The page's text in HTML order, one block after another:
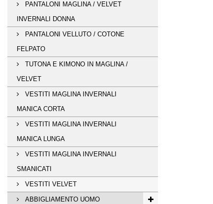
PANTALONI MAGLINA / VELVET
INVERNALI DONNA
PANTALONI VELLUTO / COTONE
FELPATO
TUTONA E KIMONO IN MAGLINA /
VELVET
VESTITI MAGLINA INVERNALI
MANICA CORTA
VESTITI MAGLINA INVERNALI
MANICA LUNGA
VESTITI MAGLINA INVERNALI
SMANICATI
VESTITI VELVET
ABBIGLIAMENTO UOMO